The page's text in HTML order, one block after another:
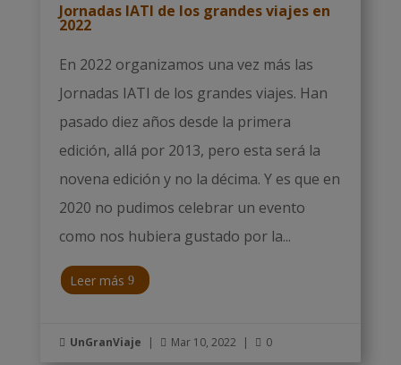
Jornadas IATI de los grandes viajes en
2022
En 2022 organizamos una vez más las
Jornadas IATI de los grandes viajes. Han
pasado diez años desde la primera
edición, allá por 2013, pero esta será la
novena edición y no la décima. Y es que en
2020 no pudimos celebrar un evento
como nos hubiera gustado por la...
Leer más
 UnGranViaje |  Mar 10, 2022 |  0